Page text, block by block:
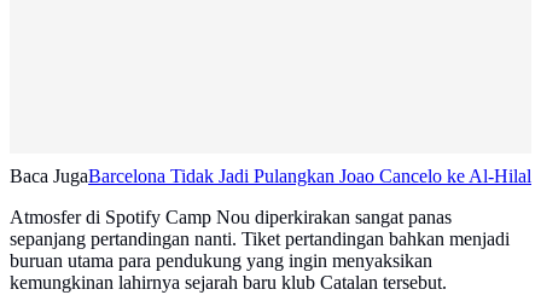
Baca JugaBarcelona Tidak Jadi Pulangkan Joao Cancelo ke Al-Hilal
Atmosfer di Spotify Camp Nou diperkirakan sangat panas
sepanjang pertandingan nanti. Tiket pertandingan bahkan menjadi
buruan utama para pendukung yang ingin menyaksikan
kemungkinan lahirnya sejarah baru klub Catalan tersebut.